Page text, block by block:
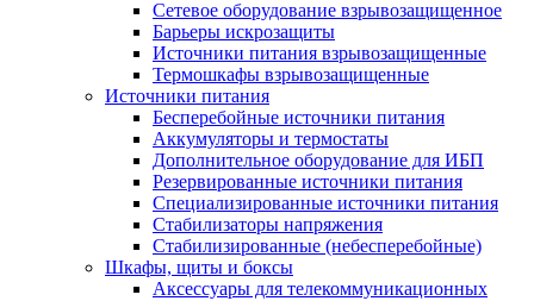
Сетевое оборудование взрывозащищенное
Барьеры искрозащиты
Источники питания взрывозащищенные
Термошкафы взрывозащищенные
Источники питания
Бесперебойные источники питания
Аккумуляторы и термостаты
Дополнительное оборудование для ИБП
Резервированные источники питания
Специализированные источники питания
Стабилизаторы напряжения
Стабилизированные (небесперебойные)
Шкафы, щиты и боксы
Аксессуары для телекоммуникационных